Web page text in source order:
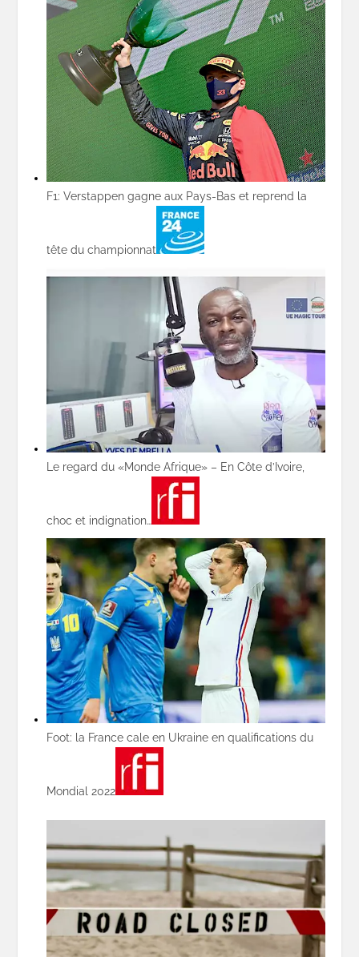
F1: Verstappen gagne aux Pays-Bas et reprend la
tête du championnat
Le regard du «Monde Afrique» – En Côte d’Ivoire,
choc et indignation…
Foot: la France cale en Ukraine en qualifications du
Mondial 2022